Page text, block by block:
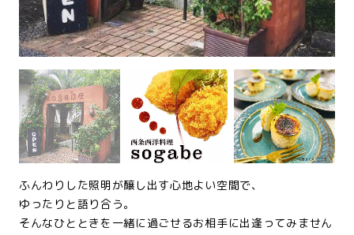
ふんわりした照明が醸し出す心地よい空間で、
ゆったりと語り合う。
そんなひとときを一緒に過ごせるお相手に出逢ってみません